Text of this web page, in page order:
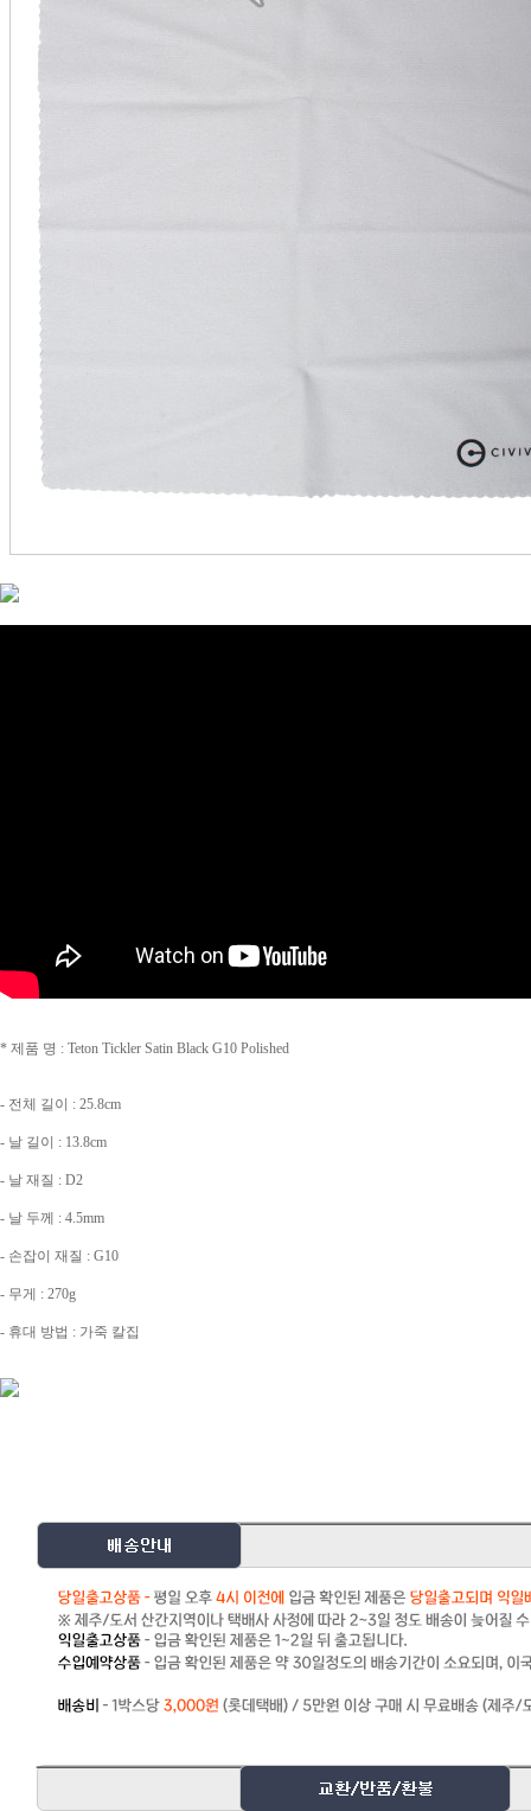
* 제품 명 : Teton Tickler Satin Black G10 Polished
- 전체 길이 : 25.8cm
- 날 길이 : 13.8cm
- 날 재질 : D2
- 날 두께 : 4.5mm
- 손잡이 재질 : G10
- 무게 : 270g
- 휴대 방법 : 가죽 칼집